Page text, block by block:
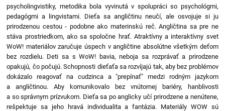
psycholingvistiky, metodika bola vyvinutá v spolupráci so psychológmi,
pedagógmi a lingvistami. Dieťa sa angličtinu neučí, ale osvojuje si ju
prirodzenou cestou - podobne ako materinskú reč. Angličtina sa pre ne
stáva prostriedkom, ako sa spoločne hrať. Atraktívny a interaktívny svet
WoW! materiálov zaručuje úspech v angličtine absolútne všetkým deťom
bez rozdielu. Deti sa s WoW! bavia, neboja sa rozprávať a prirodzene
opakujú, čo počujú. Schopnosti dieťaťa sa rozvíjajú tak, aby bez problémov
dokázalo reagovať na cudzinca a "prepínať" medzi rodným jazykom
a angličtinou. Aby komunikovalo bez vnútornej bariéry, hanblivosti
a so správnym prízvukom. Dieťa sa po anglicky učí prirodzene a nenútene,
rešpektuje sa jeho hravá individualita a fantázia. Materiály WOW sú